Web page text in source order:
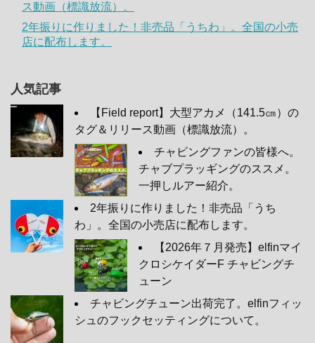
ス動画（標識放流）。
2年振りに作りました！非売品「うちわ」。全国の小売
店に配布します。
人気記事
【Field report】大型アカメ（141.5㎝）の
タグ＆リリース動画（標識放流）。
チャビングファンの皆様へ。
チャブプラッギングのススメ。
一押しルアー紹介。
2年振りに作りました！非売品「うち
わ」。全国の小売店に配布します。
【2026年７月発売】elfinマイ
クロシケイダーF チャビングチ
ューン
チャビングチューン出荷完了。elfinフィッ
シュのフックセッティングについて。